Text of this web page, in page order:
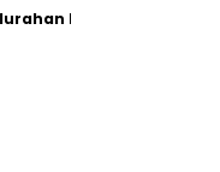
Merah Putih oleh